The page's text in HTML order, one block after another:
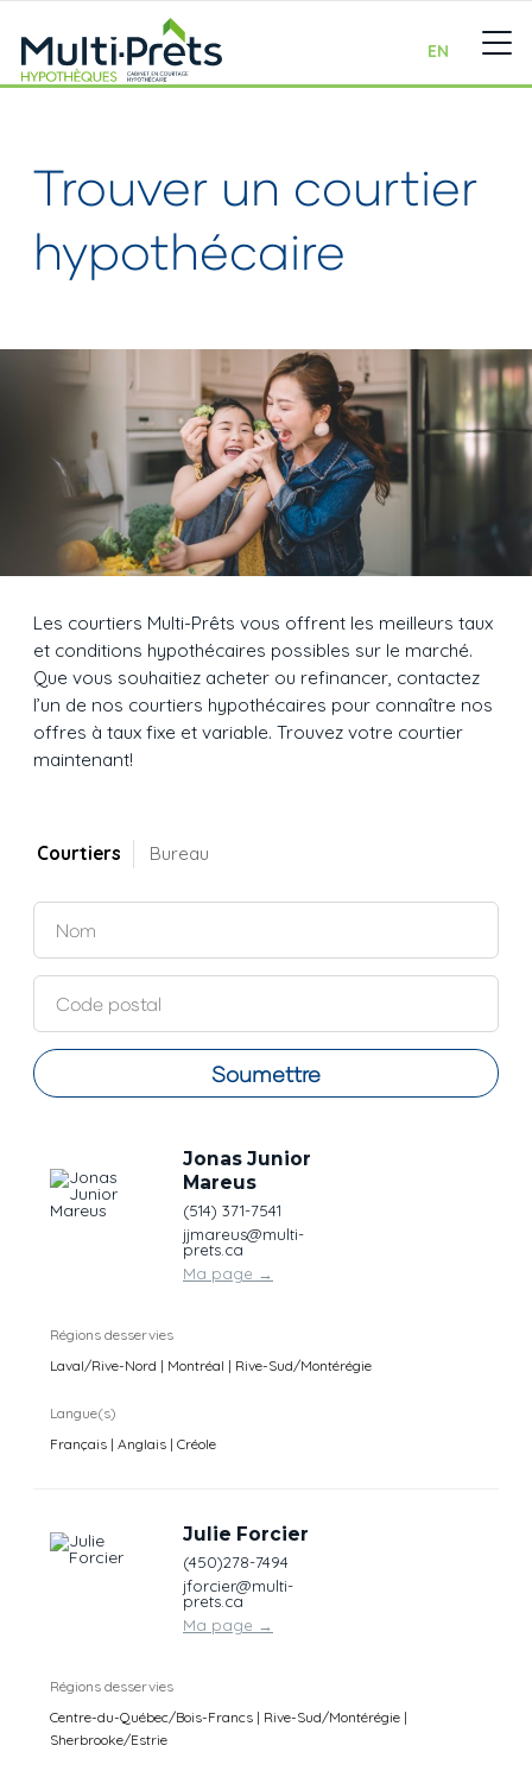
EN
Trouver un courtier
hypothécaire
Les courtiers Multi-Prêts vous offrent les meilleurs taux
et conditions hypothécaires possibles sur le marché.
Que vous souhaitiez acheter ou refinancer, contactez
l’un de nos courtiers hypothécaires pour connaître nos
offres à taux fixe et variable. Trouvez votre courtier
maintenant!
Courtiers Bureau
Soumettre
Jonas Junior
Mareus
(514) 371-7541
jjmareus@multi-
prets.ca
Ma page →
Régions desservies
Laval/Rive-Nord | Montréal | Rive-Sud/Montérégie
Langue(s)
Français | Anglais | Créole
Julie Forcier
(450)278-7494
jforcier@multi-
prets.ca
Ma page →
Régions desservies
Centre-du-Québec/Bois-Francs | Rive-Sud/Montérégie |
Sherbrooke/Estrie